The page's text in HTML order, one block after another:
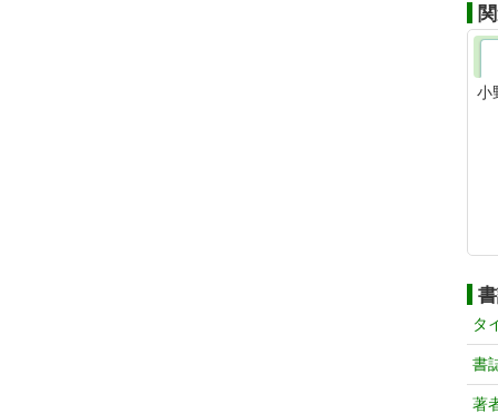
小
タ
書
著